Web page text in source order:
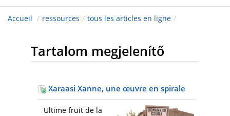
Accueil / ressources / tous les articles en ligne /
Tartalom megjelenítő
Xaraasi Xanne, une œuvre en spirale
Ultime fruit de la